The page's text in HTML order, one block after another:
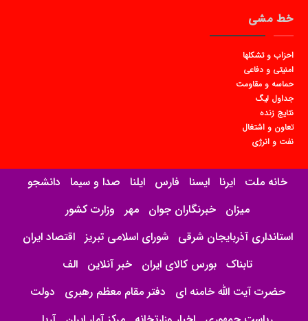
خط مشی
احزاب و تشکلها
امنیتی و دفاعی
حماسه و مقاومت
جداول لیگ
نتایج زنده
تعاون و اشتغال
نفت و انرژی
خانه ملت ایرنا ایسنا فارس ایلنا صدا و سیما دانشجو
میزان خبرنگاران جوان مهر
وزارت کشور
استانداری آذربایجان شرقی
شورای اسلامی تبریز
اقتصاد ایران
تابناک بورس کالای ایران خبر آنلاین الف
حضرت آیت الله خامنه ای
دفتر مقام معظم رهبری
دولت